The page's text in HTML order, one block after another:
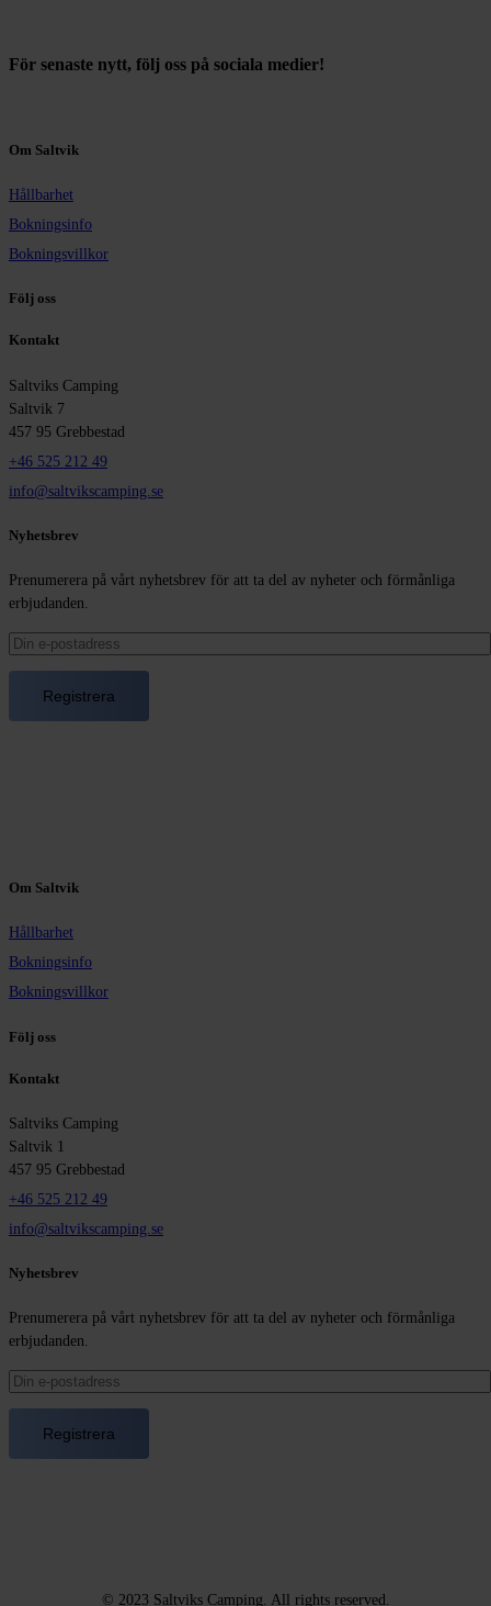
För senaste nytt, följ oss på sociala medier!
Om Saltvik
Hållbarhet
Bokningsinfo
Bokningsvillkor
Följ oss
Kontakt
Saltviks Camping
Saltvik 7
457 95 Grebbestad
+46 525 212 49
info@saltvikscamping.se
Nyhetsbrev
Prenumerera på vårt nyhetsbrev för att ta del av nyheter och förmånliga
erbjudanden.
Om Saltvik
Hållbarhet
Bokningsinfo
Bokningsvillkor
Följ oss
Kontakt
Saltviks Camping
Saltvik 1
457 95 Grebbestad
+46 525 212 49
info@saltvikscamping.se
Nyhetsbrev
Prenumerera på vårt nyhetsbrev för att ta del av nyheter och förmånliga
erbjudanden.
© 2023 Saltviks Camping. All rights reserved.